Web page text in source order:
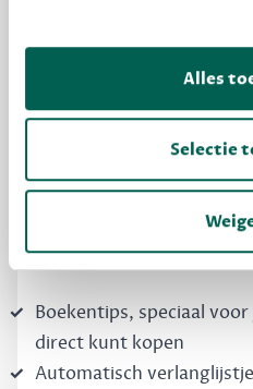
Alles
Selectie
Dewey Free
Krijg boekentips,
vrienden. Krijg én geef
Schrijf
Boekentips, speciaal
direct kunt kopen
Automatisch